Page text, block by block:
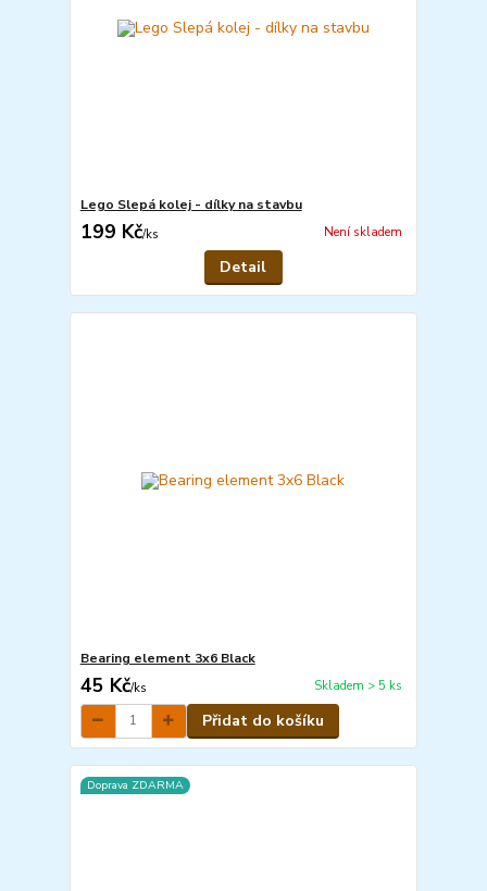
Lego Slepá kolej - dílky na stavbu
199 Kč/ks Není skladem
Detail
Bearing element 3x6 Black
45 Kč/ks Skladem > 5 ks
Přidat do košíku
Doprava ZDARMA